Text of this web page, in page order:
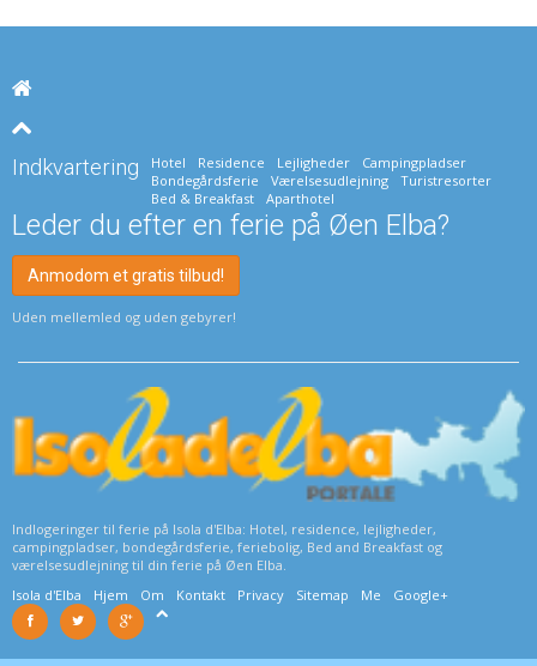
Indkvartering Hotel Residence Lejligheder
Campingpladser
Bondegårdsferie
Værelsesudlejning
Turistresorter
Bed & Breakfast
Aparthotel
Leder du efter en ferie på Øen Elba?
Anmodom et gratis tilbud!
Uden mellemled og uden gebyrer!
Indlogeringer til ferie på Isola d'Elba: Hotel, residence, lejligheder,
campingpladser, bondegårdsferie, feriebolig, Bed and Breakfast og
værelsesudlejning til din ferie på Øen Elba.
Isola d'Elba
Hjem Om Kontakt Privacy Sitemap Me Google+